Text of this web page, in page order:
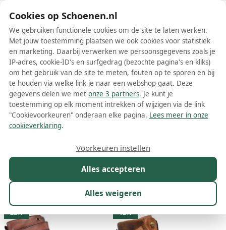
Schoenen.nl
Wis filters Alle filters
Bruine Wolky dames boots
Meer lezen
Kleur 1
19 resultaten:
22% 12%
Cookies op Schoenen.nl
We gebruiken functionele cookies om de site te laten werken.
Met jouw toestemming plaatsen we ook cookies voor statistiek
en marketing. Daarbij verwerken we persoonsgegevens zoals je
IP-adres, cookie-ID's en surfgedrag (bezochte pagina's en kliks)
om het gebruik van de site te meten, fouten op te sporen en bij
te houden via welke link je naar een webshop gaat. Deze
gegevens delen we met onze 3 partners. Je kunt je
toestemming op elk moment intrekken of wijzigen via de link
"Cookievoorkeuren" onderaan elke pagina. Lees meer in onze
cookieverklaring.
Alles accepteren
Alles weigeren
Voorkeuren instellen